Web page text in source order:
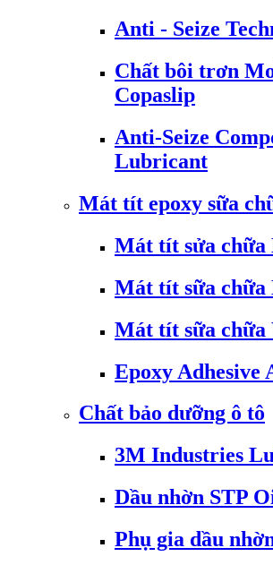
Anti - Seize
Chất bôi trơn
Copaslip
Anti-Seize
Lubricant
Mát tít epoxy sữa
Mát tít sửa chữa
Mát tít sữa chữa
Mát tít sữa chữa
Epoxy Adhesive
Chất bảo dưỡng ô tô
3M Industries
Dầu nhờn STP
Phụ gia dầu